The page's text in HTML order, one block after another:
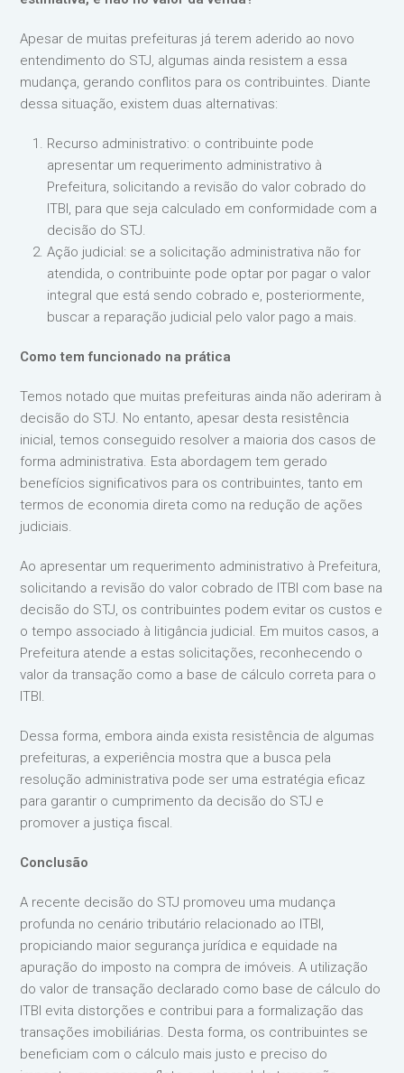
Apesar de muitas prefeituras já terem aderido ao novo
entendimento do STJ, algumas ainda resistem a essa
mudança, gerando conflitos para os contribuintes. Diante
dessa situação, existem duas alternativas:
Recurso administrativo: o contribuinte pode
apresentar um requerimento administrativo à
Prefeitura, solicitando a revisão do valor cobrado do
ITBI, para que seja calculado em conformidade com a
decisão do STJ.
Ação judicial: se a solicitação administrativa não for
atendida, o contribuinte pode optar por pagar o valor
integral que está sendo cobrado e, posteriormente,
buscar a reparação judicial pelo valor pago a mais.
Como tem funcionado na prática
Temos notado que muitas prefeituras ainda não aderiram à
decisão do STJ. No entanto, apesar desta resistência
inicial, temos conseguido resolver a maioria dos casos de
forma administrativa. Esta abordagem tem gerado
benefícios significativos para os contribuintes, tanto em
termos de economia direta como na redução de ações
judiciais.
Ao apresentar um requerimento administrativo à Prefeitura,
solicitando a revisão do valor cobrado de ITBI com base na
decisão do STJ, os contribuintes podem evitar os custos e
o tempo associado à litigância judicial. Em muitos casos, a
Prefeitura atende a estas solicitações, reconhecendo o
valor da transação como a base de cálculo correta para o
ITBI.
Dessa forma, embora ainda exista resistência de algumas
prefeituras, a experiência mostra que a busca pela
resolução administrativa pode ser uma estratégia eficaz
para garantir o cumprimento da decisão do STJ e
promover a justiça fiscal.
Conclusão
A recente decisão do STJ promoveu uma mudança
profunda no cenário tributário relacionado ao ITBI,
propiciando maior segurança jurídica e equidade na
apuração do imposto na compra de imóveis. A utilização
do valor de transação declarado como base de cálculo do
ITBI evita distorções e contribui para a formalização das
transações imobiliárias. Desta forma, os contribuintes se
beneficiam com o cálculo mais justo e preciso do